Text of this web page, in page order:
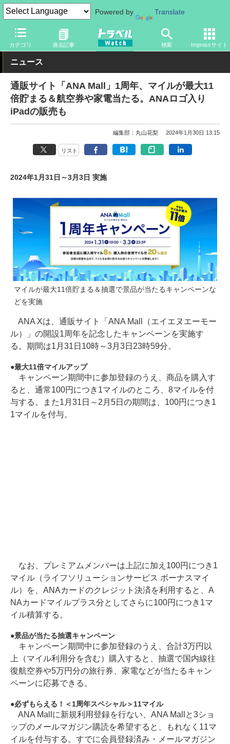
Powered by Translate
カテゴリ 過去記事 検索 Impressサイト
トラベル Watch 企業・政府・官庁 国内エアライン ANA
ニュース
通販サイト「ANA Mall」1周年、マイルが最大11
倍貯まる＆航空券や家電当たる。ANAロゴ入り
iPadの販売も
編集部：丸山花梨 2024年1月30日 13:15
リスト
2024年1月31日～3月3日 実施
マイルが最大11倍貯まる＆抽選で景品が当たるキャンペーンな
どを実施
ANA Xは、通販サイト「ANA Mall（エイエヌエーモー
ル）」の開設1周年を記念したキャンペーンを実施す
る。期間は1月31日10時～3月3日23時59分。
最大11倍マイルアップ
キャンペーン期間中に参加登録のうえ、商品を購入す
ると、通常100円につき1マイルのところ、8マイルを付
与する。また1月31日～2月5日の期間は、100円につき1
1マイルを付与。
なお、プレミアムメンバーは上記に加え100円につき1
マイル（ライフソリューションサービス ボーナスマイ
ル）を、ANAカードのクレジット決済を利用すると、A
NAカードマイルプラス分としてさらに100円につき1マ
イル積算する。
景品が当たる抽選キャンペーン
キャンペーン期間中に参加登録のうえ、合計3万円以
上（マイル利用分を含む）購入すると、抽選で国内線往
復航空券や5万円分の旅行券、家電などが当たるキャン
ペーンに応募できる。
必ずもらえる！＜1周年スペシャル＞11マイル
ANA Mallに新規利用登録を行ない、ANA Mallと3ショ
ップのメールマガジン購読を希望すると、もれなく11マ
イルを付与する。すでに会員登録済み・メールマガジン